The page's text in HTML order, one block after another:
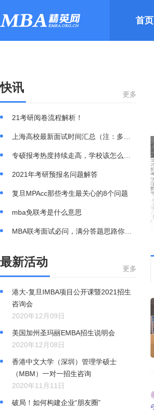
首页
快讯 更多
21考研阅卷流程解析！
2021年考研预报名问题解答
复旦MPAcc那些考生最关心的8个问题
mba免联考是什么意思
最新活动 更多
港大-复旦IMBA项目公开课暨2021招生
咨询会
2020年12月09日
美国加州圣玛丽EMBA招生说明会
2020年12月08日
香港中文大学（深圳）管理学硕士
（MBM）一对一招生咨询
2020年11月11日
破局！如何构建企业“朋友圈”